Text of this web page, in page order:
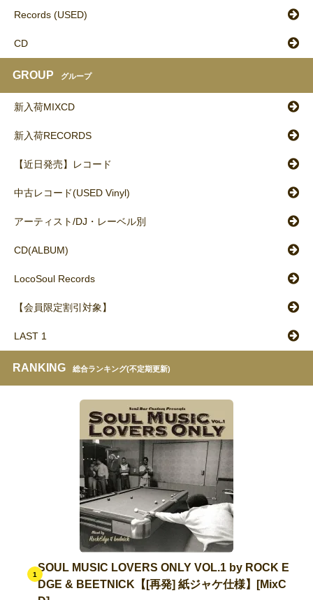
Records (USED)
CD
GROUP グループ
新入荷MIXCD
新入荷RECORDS
【近日発売】レコード
中古レコード(USED Vinyl)
アーティスト/DJ・レーベル別
CD(ALBUM)
LocoSoul Records
【会員限定割引対象】
LAST 1
RANKING 総合ランキング(不定期更新)
1
SOUL MUSIC LOVERS ONLY VOL.1 by ROCK E
DGE & BEETNICK【[再発] 紙ジャケ仕様】[MixC